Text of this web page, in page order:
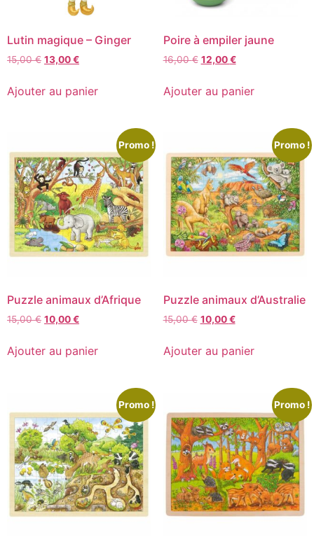
Lutin magique – Ginger
15,00€ 13,00€
Ajouter au panier
Poire à empiler jaune
16,00€ 12,00€
Ajouter au panier
Promo !
Puzzle animaux d’Afrique
15,00€ 10,00€
Ajouter au panier
Promo !
Puzzle animaux d’Australie
15,00€ 10,00€
Ajouter au panier
Promo ! Promo !